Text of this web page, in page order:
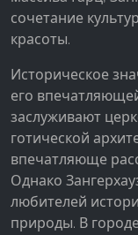
сочетание
красоты.
Историческое
его
заслуживают
готической
впечатляюще
Однако
любителей
природы. В
Facebook
_fbp, fr,
Provider:
Facebook
Purpose:
Измерение
Cookie
3 месяца - 1